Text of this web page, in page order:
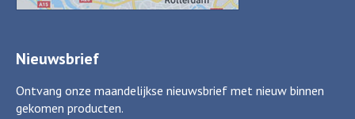
Nieuwsbrief
Ontvang onze maandelijkse nieuwsbrief met nieuw binnen
gekomen producten.